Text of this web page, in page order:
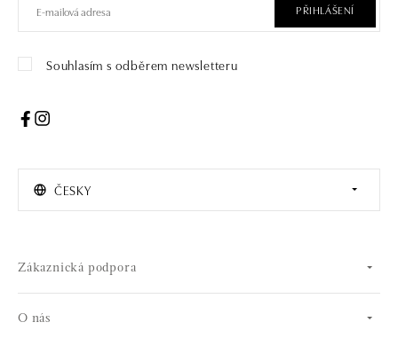
PŘIHLÁŠENÍ
Souhlasím s odběrem newsletteru
ČESKY
Zákaznická podpora
O nás